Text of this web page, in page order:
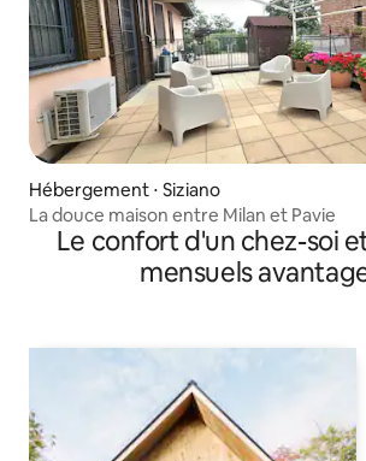
Hébergement ⋅ Siziano
La douce maison entre Milan et Pavie
Le confort d'un chez-soi
mensuels